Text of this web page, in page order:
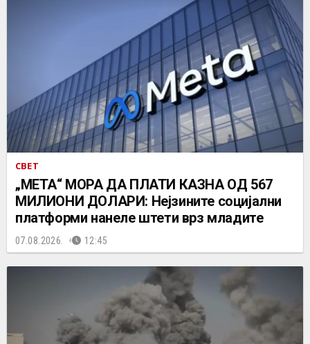
СВЕТ
„МЕТА“ МОРА ДА ПЛАТИ КАЗНА ОД 567
МИЛИОНИ ДОЛАРИ: Нејзините социјални
платформи нанеле штети врз младите
07.08.2026. 12:45